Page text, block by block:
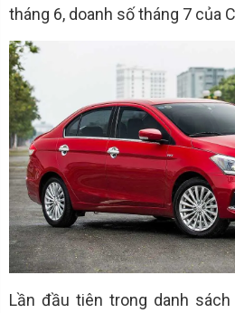
tháng 6, doanh số tháng 7 của
Lần đầu tiên trong danh